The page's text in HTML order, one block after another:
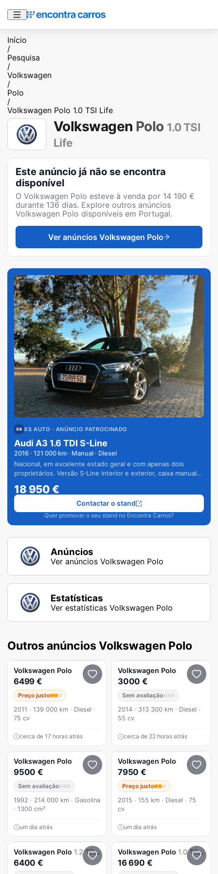
Início
/
Pesquisa
/
Volkswagen
/
Polo
/
Volkswagen Polo 1.0 TSI Life
Volkswagen Polo 1.0 TSI
Life
Este anúncio já não se encontra
disponível
O Volkswagen Polo esteve à venda por 14 190 €
durante 136 dias. Explore outros anúncios
Volkswagen Polo disponíveis em Portugal.
Ver anúncios Volkswagen Polo
XS AUTO · ANÚNCIO PATROCINADO
Audi A3 1.6 TDI S-Line
2016 · 121 000 km · Manual · Diesel
Nacional, em excelente estado geral e com apenas dois
proprietários. Versão S-Line interior e exterior, caixa manual
18 950€
Quer promover o seu stand no Encontra Carros?
Contactar o stand
Anúncios
Ver anúncios Volkswagen Polo
Estatísticas
Ver estatísticas Volkswagen Polo
Outros anúncios Volkswagen Polo
Volkswagen Polo
6499 €
Preço justo
2011 · 139 000 km · Diesel ·
75 cv
cerca de 17 horas atrás
Volkswagen Polo
3000 €
Sem avaliação
2014 · 313 300 km · Diesel ·
55 cv
cerca de 22 horas atrás
Volkswagen Polo
9500 €
Sem avaliação
1992 · 214 000 km · Gasolina
· 1300 cm³
um dia atrás
Volkswagen Polo
7950 €
Preço justo
2015 · 155 km · Diesel · 75
cv
um dia atrás
Volkswagen Polo 1.2 TDi Blue Motion
6400 €
Volkswagen Polo 1.0 TSI Urban
16 690 €